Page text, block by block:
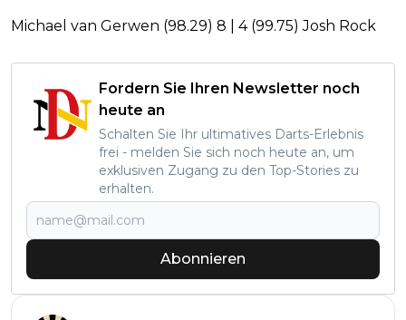
Michael van Gerwen (98.29) 8 | 4 (99.75) Josh Rock
Fordern Sie Ihren Newsletter noch
heute an
Schalten Sie Ihr ultimatives Darts-Erlebnis
frei - melden Sie sich noch heute an, um
exklusiven Zugang zu den Top-Stories zu
erhalten.
Abonnieren